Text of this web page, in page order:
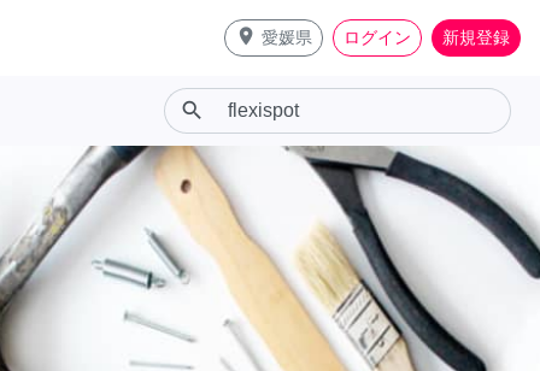
place 愛媛県 ログイン 新規登録
search